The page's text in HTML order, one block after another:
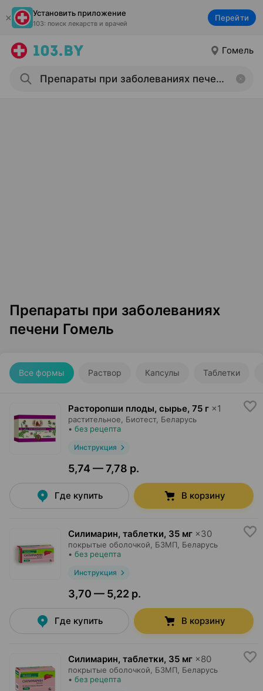
Установить приложение
103: поиск лекарств и врачей
Перейти
Гомель
Препараты при заболеваниях
печени Гомель
Все формы Раствор Капсулы Таблетки
Расторопши плоды, сырье, 75 г ×1
растительное, Биотест, Беларусь
• без рецепта
Инструкция
5,74 — 7,78 р.
Где купить В корзину
Силимарин, таблетки, 35 мг ×30
покрытые оболочкой, БЗМП , Беларусь
• без рецепта
Инструкция
3,70 — 5,22 р.
Где купить В корзину
Силимарин, таблетки, 35 мг ×80
покрытые оболочкой, БЗМП , Беларусь
• без рецепта